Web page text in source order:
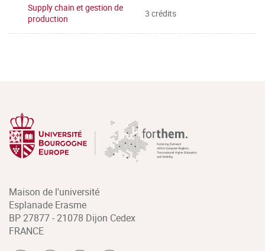
Supply chain et gestion de
production
3 crédits
Maison de l'université
Esplanade Erasme
BP 27877 - 21078 Dijon Cedex
FRANCE